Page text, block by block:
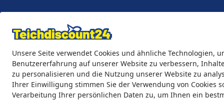
Unsere Seite verwendet Cookies und ähnliche Technologien,
Benutzererfahrung auf unserer Website zu verbessern,
zu personalisieren und die Nutzung unserer Website zu
Ihrer Einwilligung stimmen Sie der Verwendung von Cookies
Verarbeitung Ihrer persönlichen Daten zu, um Ihnen ein
Eigene Montage-Teams
Teichprodukte Aquaristik Söll Teichpflege & Fischfutter